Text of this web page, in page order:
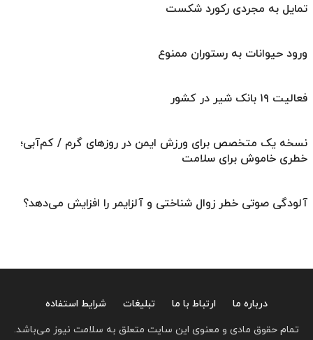
تمایل به مجردی رکورد شکست
ورود حیوانات به رستوران ممنوع
فعالیت ۱۹ بانک شیر در کشور
نسخه یک متخصص برای ورزش ایمن در روزهای گرم / کم‌آبی؛
خطری خاموش برای سلامت
آلودگی صوتی خطر زوال شناختی و آلزایمر را افزایش می‌دهد؟
درباره ما ارتباط با ما تبلیغات
شرایط استفاده
تمام حقوق مادی و معنوی این سایت متعلق به سلامت نیوز می‌باشد.